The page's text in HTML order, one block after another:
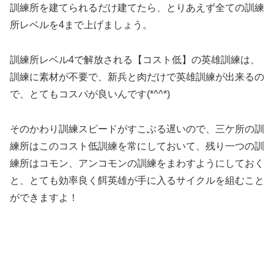
訓練所を建てられるだけ建てたら、とりあえず全ての訓練
所レベルを4まで上げましょう。
訓練所レベル4で解放される【コスト低】の英雄訓練は、
訓練に素材が不要で、新兵と肉だけで英雄訓練が出来るの
で、とてもコスパが良いんです(*^^*)
そのかわり訓練スピードがすこぶる遅いので、三ケ所の訓
練所はこのコスト低訓練を常にしておいて、残り一つの訓
練所はコモン、アンコモンの訓練をまわすようにしておく
と、とても効率良く餌英雄が手に入るサイクルを組むこと
ができますよ！